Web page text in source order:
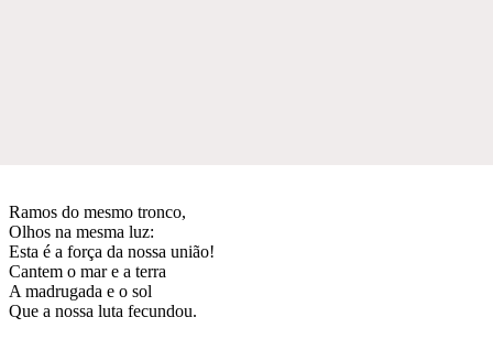
Ramos do mesmo tronco,
Olhos na mesma luz:
Esta é a força da nossa união!
Cantem o mar e a terra
A madrugada e o sol
Que a nossa luta fecundou.